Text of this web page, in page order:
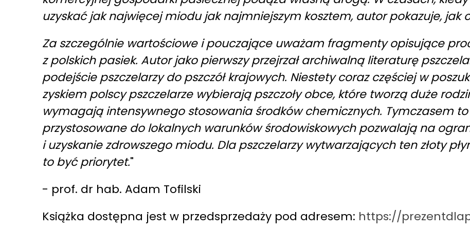
uzyskać jak najwięcej miodu jak najmniejszym kosztem, autor pokazuje, jak
Za szczególnie wartościowe i pouczające uważam fragmenty opisujące
z polskich pasiek. Autor jako pierwszy przejrzał archiwalną literaturę
podejście pszczelarzy do pszczół krajowych. Niestety coraz częściej w
zyskiem polscy pszczelarze wybierają pszczoły obce, które tworzą duże
wymagają intensywnego stosowania środków chemicznych. Tymczasem to
przystosowane do lokalnych warunków środowiskowych pozwalają na
i uzyskanie zdrowszego miodu. Dla pszczelarzy wytwarzających ten złoty
to być priorytet."
- prof. dr hab. Adam Tofilski
Książka dostępna jest w przedsprzedaży pod adresem: https://